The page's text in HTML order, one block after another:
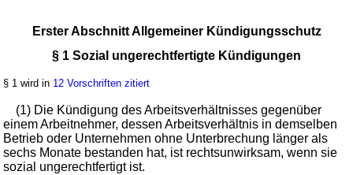
Erster Abschnitt Allgemeiner Kündigungsschutz
§ 1 Sozial ungerechtfertigte Kündigungen
§ 1 wird in 12 Vorschriften zitiert
(1) Die Kündigung des Arbeitsverhältnisses gegenüber
einem Arbeitnehmer, dessen Arbeitsverhältnis in demselben
Betrieb oder Unternehmen ohne Unterbrechung länger als
sechs Monate bestanden hat, ist rechtsunwirksam, wenn sie
sozial ungerechtfertigt ist.